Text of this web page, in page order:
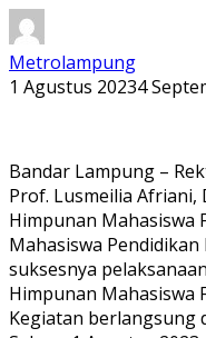
Metrolampung
1 Agustus 20234
Bandar Lampung –
Prof. Lusmeilia Afriani,
Himpunan Mahasiswa
Mahasiswa Pendidikan
suksesnya
Himpunan Mahasiswa
Kegiatan berlangsung